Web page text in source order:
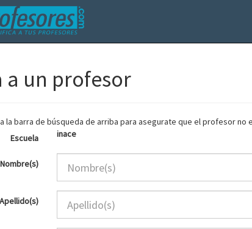
a un profesor
la barra de búsqueda de arriba para asegurate que el profesor no
Escuela
inace
Nombre(s)
Apellido(s)